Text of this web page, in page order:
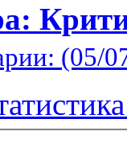
(05/